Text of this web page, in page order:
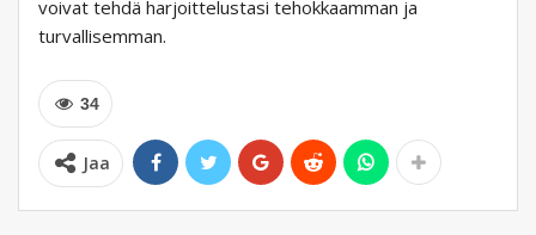
voivat tehdä harjoittelustasi tehokkaamman ja
turvallisemman.
34
Jaa